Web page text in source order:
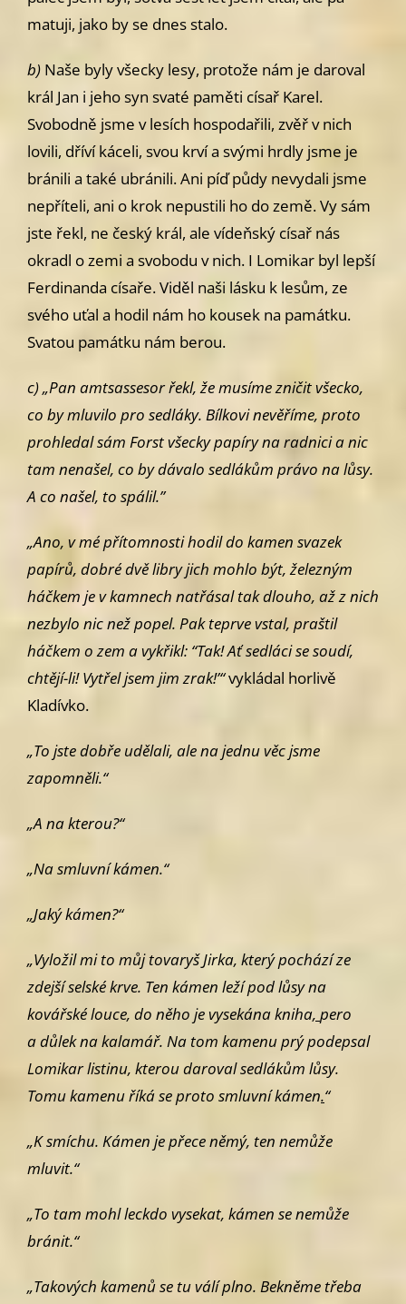
matuji, jako by se dnes stalo.
b) Naše byly všecky lesy, protože nám je daroval
král Jan i jeho syn svaté paměti císař Karel.
Svobodně jsme v lesích hospodařili, zvěř v nich
lovili, dříví káceli, svou krví a svými hrdly jsme je
bránili a také ubránili.Ani píď půdy nevydali jsme
nepříteli, ani o krok nepustili ho do země.Vy sám
jste řekl, ne český král, ale vídeňský císař nás
okradl o zemi a svobodu v nich. I Lomikar byl lepší
Ferdinanda císaře. Viděl naši lásku k lesům, ze
svého uťal a hodil nám ho kousek na památku.
Svatou památku nám berou.
c)„Pan amtsassesor řekl, že musíme zničit všecko,
co by mluvilo pro sedláky. Bílkovi nevěříme, proto
prohledal sám Forst všecky papíry naradnici a nic
tam nenašel, co by dávalo sedlákům právo na lůsy.
A co našel, to spálil.”
„Ano, v mé přítomnosti hodil do kamen svazek
papírů, dobré dvě libryjich mohlo být, železným
háčkem je v kamnech natřásal tak dlouho, ažz nich
nezbylo nic než popel. Pak teprve vstal, praštil
háčkem o zem avykřikl: “Tak! Ať sedláci se soudí,
chtějí-li! Vytřel jsem jim zrak!’“vy­kládal horlivě
Kladívko.
„To jste dobře udělali, ale na jednu věc jsme
zapomněli.“
„A na kterou?“
„Na smluvní kámen.“
„Jaký kámen?“
„Vyložil mi to můj tovaryš Jirka, který pochází ze
zdejší selské krve. Ten kámen leží pod lůsy na
kovářské louce, do něho je vysekána kniha, pero
a důlek na kalamář. Na tom kamenu prý podepsal
Lomikar listinu, kte­rou daroval sedlákům lůsy.
Tomu kamenu říká se proto smluvní kámen.“
„K smíchu. Kámen je přece němý, ten nemůže
mluvit.“
„To tam mohl leckdo vysekat, kámen se nemůže
bránit.“
„Takových kamenů se tu válí plno. Bekněme třeba